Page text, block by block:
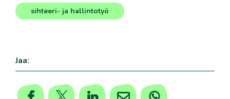
,, sihteeri- ja hallintotyö
Jaa: